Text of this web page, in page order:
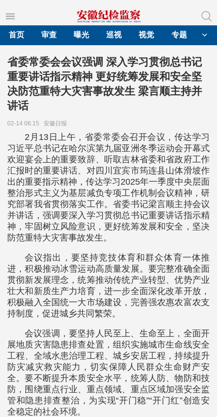
首页
审查 曝光 巡视 视觉 专题
省委常委会会议强调 深入学习贯彻总书记
重要讲话指示精神 更好统筹发展和安全坚
决防范重特大灾害事故发生 梁言顺主持并
讲话
02-14 06:15 安徽日报
2月13日上午，省委常委会召开会议，传达学习
习近平总书记在哈尔滨第九届亚洲冬季运动会开幕式
欢迎宴会上的重要致辞、听取吉林省委和省政府工作
汇报时的重要讲话、对四川宜宾市筠连县山体滑坡作
出的重要指示精神，传达学习2025年一季度中央层面
整治形式主义为基层减负专项工作机制会议精神，研
究部署我省贯彻落实工作。省委书记梁言顺主持会议
并讲话，强调要深入学习贯彻总书记重要讲话指示精
神，牢固树立风险意识，更好统筹发展和安全，坚决
防范重特大灾害事故发生。
会议指出，要坚持竞技体育和群众体育一体推
进，积极推动冰雪运动高质量发展。要完整准确全面
贯彻新发展理念，统筹推动传统产业转型、优势产业
壮大和新质生产力培育，进一步全面深化改革开放，
积极融入全国统一大市场建设，完善强农惠农富农支
持制度，促进城乡共同繁荣。
会议强调，要坚持人民至上、生命至上，全面开
展地质灾害隐患排查处置，组织实施城市生命线安全
工程、全域水患治理工程、城乡安居工程，持续提升
防灾减灾救灾能力，切实保障人民群众生命财产安
全。要不断提升本质安全水平，统筹人防、物防和技
防，围绕重点行业、重点领域、重点区域加强安全监
管和隐患排查整治，为实现“开门稳”“开门红”创造安
全稳定的社会环境。